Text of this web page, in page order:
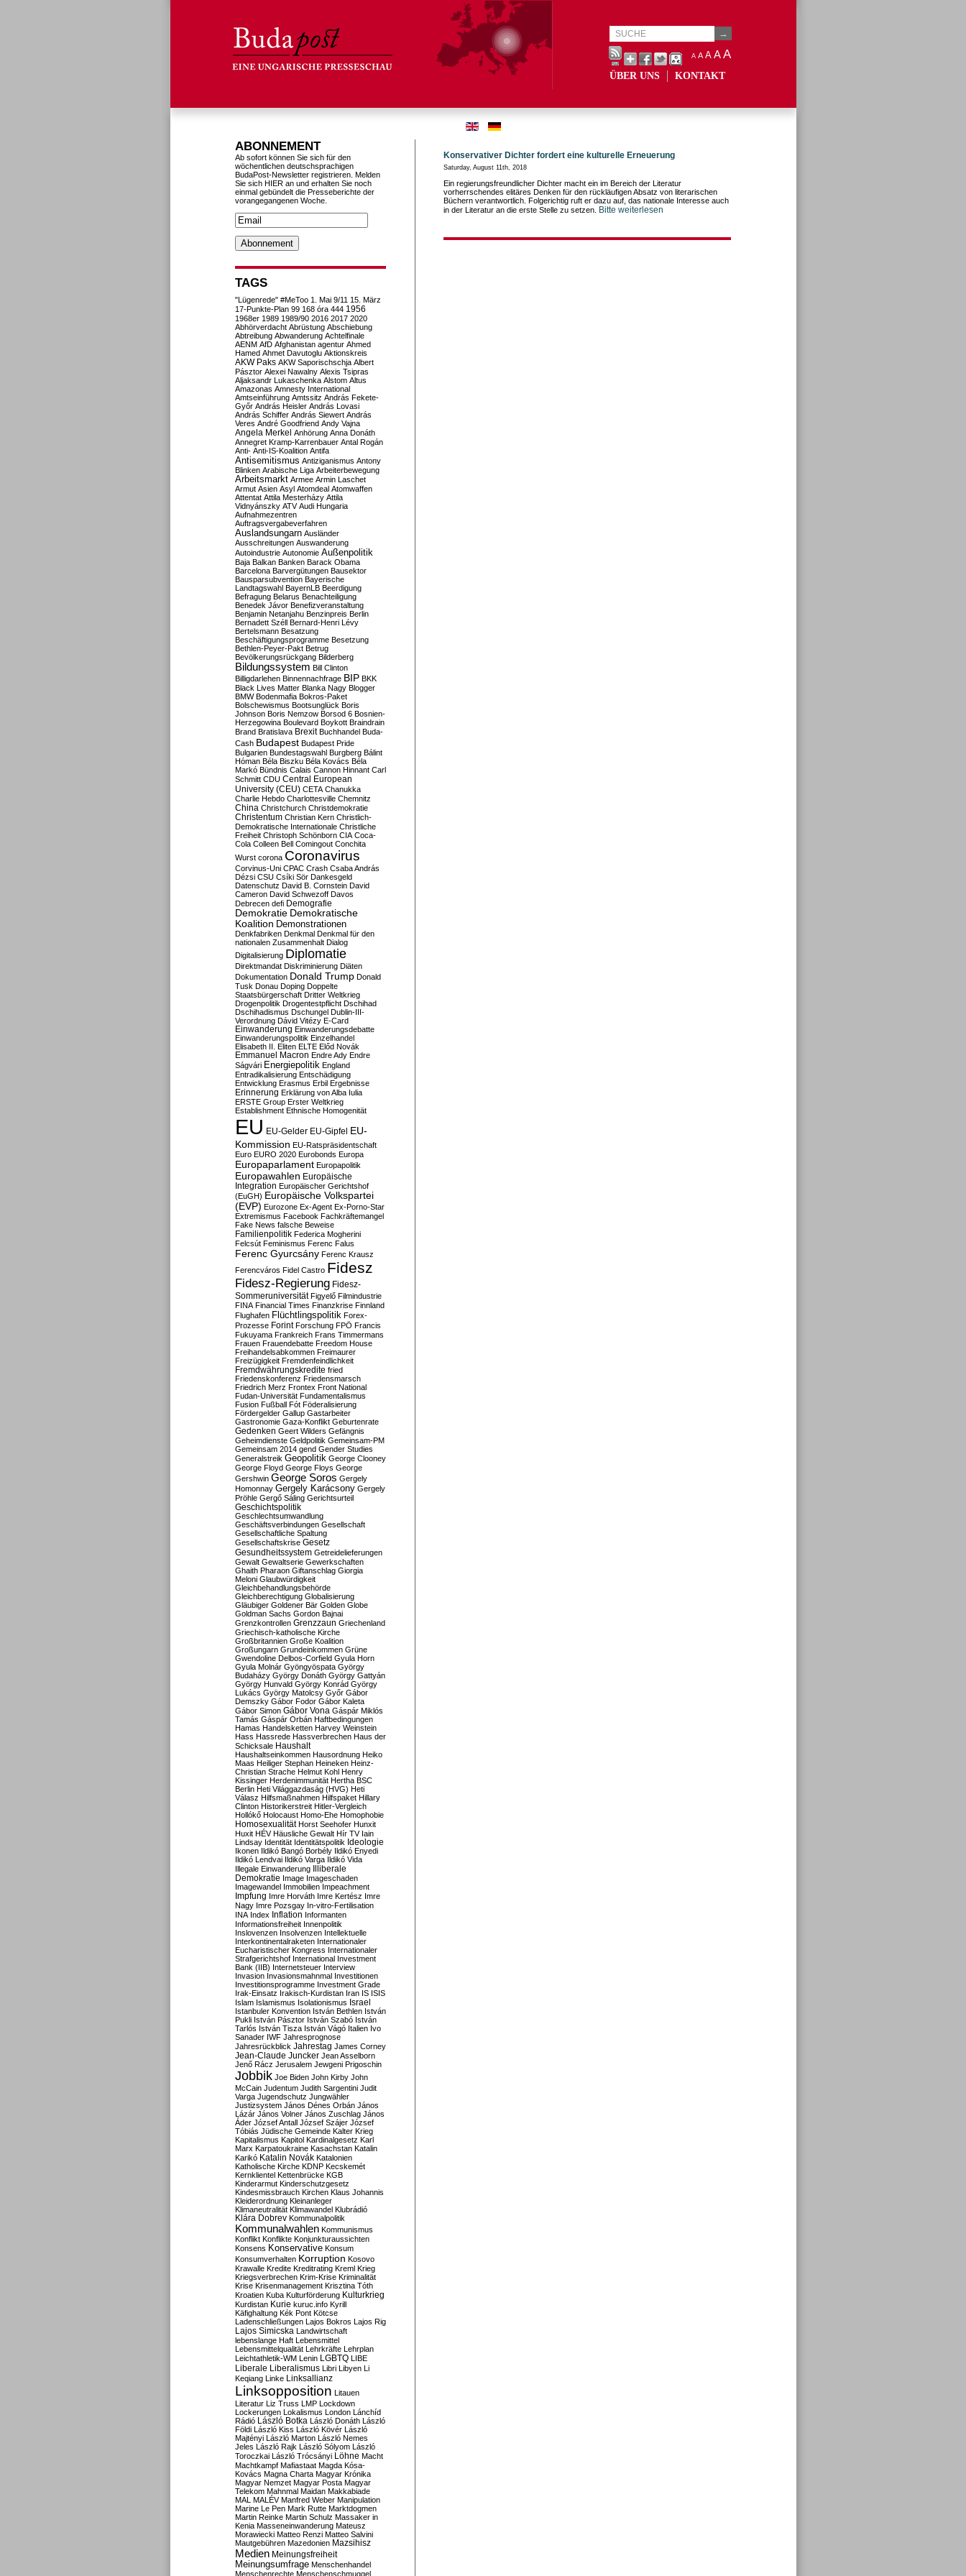
A A A AA
ÜBER UNS KONTAKT
Konservativer Dichter fordert eine kulturelle Erneuerung
Saturday, August 11th, 2018
Ein regierungsfreundlicher Dichter macht ein im Bereich der Literatur
vorherrschendes elitäres Denken für den rückläufigen Absatz von literarischen
Büchern verantwortlich. Folgerichtig ruft er dazu auf, das nationale Interesse auch
in der Literatur an die erste Stelle zu setzen.
Bitte weiterlesen
ABONNEMENT
Ab sofort können Sie sich für den
wöchentlichen deutschsprachigen
BudaPost-Newsletter registrieren. Melden
Sie sich HIER an und erhalten Sie noch
einmal gebündelt die Presseberichte der
vorangegangenen Woche.
TAGS
"Lügenrede" #MeToo 1. Mai 9/11 15. März
17-Punkte-Plan 99 168 óra 444 1956
1968er 1989 1989/90 2016 2017 2020
Abhörverdacht Abrüstung Abschiebung
Abtreibung Abwanderung Achtelfinale
AENM AfD Afghanistan agentur Ahmed
Hamed Ahmet Davutoglu Aktionskreis
AKW Paks AKW Saporischschja Albert
Pásztor Alexei Nawalny Alexis Tsipras
Aljaksandr Lukaschenka Alstom Altus
Amazonas Amnesty International
Amtseinführung Amtssitz András Fekete-
Győr András Heisler András Lovasi
András Schiffer András Siewert András
Veres André Goodfriend Andy Vajna
Angela Merkel Anhörung Anna Donáth
Annegret Kramp-Karrenbauer Antal Rogán
Anti- Anti-IS-Koalition Antifa
Antisemitismus Antiziganismus Antony
Blinken Arabische Liga Arbeiterbewegung
Arbeitsmarkt Armee Armin Laschet
Armut Asien Asyl Atomdeal Atomwaffen
Attentat Attila Mesterházy Attila
Vidnyánszky ATV Audi Hungaria
Aufnahmezentren
Auftragsvergabeverfahren
Auslandsungarn Ausländer
Ausschreitungen Auswanderung
Autoindustrie Autonomie Außenpolitik
Baja Balkan Banken Barack Obama
Barcelona Barvergütungen Bausektor
Bausparsubvention Bayerische
Landtagswahl BayernLB Beerdigung
Befragung Belarus Benachteiligung
Benedek Jávor Benefizveranstaltung
Benjamin Netanjahu Benzinpreis Berlin
Bernadett Széll Bernard-Henri Lévy
Bertelsmann Besatzung
Beschäftigungsprogramme Besetzung
Bethlen-Peyer-Pakt Betrug
Bevölkerungsrückgang Bilderberg
Bildungssystem Bill Clinton
Billigdarlehen Binnennachfrage BIP BKK
Black Lives Matter Blanka Nagy Blogger
BMW Bodenmafia Bokros-Paket
Bolschewismus Bootsunglück Boris
Johnson Boris Nemzow Borsod 6 Bosnien-
Herzegowina Boulevard Boykott Braindrain
Brand Bratislava Brexit Buchhandel Buda-
Cash Budapest Budapest Pride
Bulgarien Bundestagswahl Burgberg Bálint
Hóman Béla Biszku Béla Kovács Béla
Markó Bündnis Calais Cannon Hinnant Carl
Schmitt CDU Central European
University (CEU) CETA Chanukka
Charlie Hebdo Charlottesville Chemnitz
China Christchurch Christdemokratie
Christentum Christian Kern Christlich-
Demokratische Internationale Christliche
Freiheit Christoph Schönborn CIA Coca-
Cola Colleen Bell Comingout Conchita
Wurst corona Coronavirus
Corvinus-Uni CPAC Crash Csaba András
Dézsi CSU Csíki Sör Dankesgeld
Datenschutz David B. Cornstein David
Cameron David Schwezoff Davos
Debrecen defi Demografie
Demokratie Demokratische
Koalition Demonstrationen
Denkfabriken Denkmal Denkmal für den
nationalen Zusammenhalt Dialog
Digitalisierung Diplomatie
Direktmandat Diskriminierung Diäten
Dokumentation Donald Trump Donald
Tusk Donau Doping Doppelte
Staatsbürgerschaft Dritter Weltkrieg
Drogenpolitik Drogentestpflicht Dschihad
Dschihadismus Dschungel Dublin-III-
Verordnung Dávid Vitézy E-Card
Einwanderung Einwanderungsdebatte
Einwanderungspolitik Einzelhandel
Elisabeth II. Eliten ELTE Előd Novák
Emmanuel Macron Endre Ady Endre
Ságvári Energiepolitik England
Entradikalisierung Entschädigung
Entwicklung Erasmus Erbil Ergebnisse
Erinnerung Erklärung von Alba Iulia
ERSTE Group Erster Weltkrieg
Establishment Ethnische Homogenität
EU EU-Gelder EU-Gipfel EU-
Kommission EU-Ratspräsidentschaft
Euro EURO 2020 Eurobonds Europa
Europaparlament Europapolitik
Europawahlen Europäische
Integration Europäischer Gerichtshof
(EuGH) Europäische Volkspartei
(EVP) Eurozone Ex-Agent Ex-Porno-Star
Extremismus Facebook Fachkräftemangel
Fake News falsche Beweise
Familienpolitik Federica Mogherini
Felcsút Feminismus Ferenc Falus
Ferenc Gyurcsány Ferenc Krausz
Ferencváros Fidel Castro Fidesz
Fidesz-Regierung Fidesz-
Sommeruniversität Figyelő Filmindustrie
FINA Financial Times Finanzkrise Finnland
Flughafen Flüchtlingspolitik Forex-
Prozesse Forint Forschung FPÖ Francis
Fukuyama Frankreich Frans Timmermans
Frauen Frauendebatte Freedom House
Freihandelsabkommen Freimaurer
Freizügigkeit Fremdenfeindlichkeit
Fremdwährungskredite fried
Friedenskonferenz Friedensmarsch
Friedrich Merz Frontex Front National
Fudan-Universität Fundamentalismus
Fusion Fußball Fót Föderalisierung
Fördergelder Gallup Gastarbeiter
Gastronomie Gaza-Konflikt Geburtenrate
Gedenken Geert Wilders Gefängnis
Geheimdienste Geldpolitik Gemeinsam-PM
Gemeinsam 2014 gend Gender Studies
Generalstreik Geopolitik George Clooney
George Floyd George Floys George
Gershwin George Soros Gergely
Homonnay Gergely Karácsony Gergely
Pröhle Gergő Sáling Gerichtsurteil
Geschichtspolitik
Geschlechtsumwandlung
Geschäftsverbindungen Gesellschaft
Gesellschaftliche Spaltung
Gesellschaftskrise Gesetz
Gesundheitssystem Getreidelieferungen
Gewalt Gewaltserie Gewerkschaften
Ghaith Pharaon Giftanschlag Giorgia
Meloni Glaubwürdigkeit
Gleichbehandlungsbehörde
Gleichberechtigung Globalisierung
Gläubiger Goldener Bär Golden Globe
Goldman Sachs Gordon Bajnai
Grenzkontrollen Grenzzaun Griechenland
Griechisch-katholische Kirche
Großbritannien Große Koalition
Großungarn Grundeinkommen Grüne
Gwendoline Delbos-Corfield Gyula Horn
Gyula Molnár Gyöngyöspata György
Budaházy György Donáth György Gattyán
György Hunvald György Konrád György
Lukács György Matolcsy Győr Gábor
Demszky Gábor Fodor Gábor Kaleta
Gábor Simon Gábor Vona Gáspár Miklós
Tamás Gáspár Orbán Haftbedingungen
Hamas Handelsketten Harvey Weinstein
Hass Hassrede Hassverbrechen Haus der
Schicksale Haushalt
Haushaltseinkommen Hausordnung Heiko
Maas Heiliger Stephan Heineken Heinz-
Christian Strache Helmut Kohl Henry
Kissinger Herdenimmunität Hertha BSC
Berlin Heti Világgazdaság (HVG) Heti
Válasz Hilfsmaßnahmen Hilfspaket Hillary
Clinton Historikerstreit Hitler-Vergleich
Hollókő Holocaust Homo-Ehe Homophobie
Homosexualität Horst Seehofer Hunxit
Huxit HÉV Häusliche Gewalt Hír TV Iain
Lindsay Identität Identitätspolitik Ideologie
Ikonen Ildikó Bangó Borbély Ildikó Enyedi
Ildikó Lendvai Ildikó Varga Ildikó Vida
Illegale Einwanderung Illiberale
Demokratie Image Imageschaden
Imagewandel Immobilien Impeachment
Impfung Imre Horváth Imre Kertész Imre
Nagy Imre Pozsgay In-vitro-Fertilisation
INA Index Inflation Informanten
Informationsfreiheit Innenpolitik
Inslovenzen Insolvenzen Intellektuelle
Interkontinentalraketen Internationaler
Eucharistischer Kongress Internationaler
Strafgerichtshof International Investment
Bank (IIB) Internetsteuer Interview
Invasion Invasionsmahnmal Investitionen
Investitionsprogramme Investment Grade
Irak-Einsatz Irakisch-Kurdistan Iran IS ISIS
Islam Islamismus Isolationismus Israel
Istanbuler Konvention István Bethlen István
Pukli István Pásztor István Szabó István
Tarlós István Tisza István Vágó Italien Ivo
Sanader IWF Jahresprognose
Jahresrückblick Jahrestag James Corney
Jean-Claude Juncker Jean Asselborn
Jenő Rácz Jerusalem Jewgeni Prigoschin
Jobbik Joe Biden John Kirby John
McCain Judentum Judith Sargentini Judit
Varga Jugendschutz Jungwähler
Justizsystem János Dénes Orbán János
Lázár János Volner János Zuschlag János
Áder József Antall József Szájer József
Tóbiás Jüdische Gemeinde Kalter Krieg
Kapitalismus Kapitol Kardinalgesetz Karl
Marx Karpatoukraine Kasachstan Katalin
Karikó Katalin Novák Katalonien
Katholische Kirche KDNP Kecskemét
Kernklientel Kettenbrücke KGB
Kinderarmut Kinderschutzgesetz
Kindesmissbrauch Kirchen Klaus Johannis
Kleiderordnung Kleinanleger
Klimaneutralität Klimawandel Klubrádió
Klára Dobrev Kommunalpolitik
Kommunalwahlen Kommunismus
Konflikt Konflikte Konjunkturaussichten
Konsens Konservative Konsum
Konsumverhalten Korruption Kosovo
Krawalle Kredite Kreditrating Kreml Krieg
Kriegsverbrechen Krim-Krise Kriminalität
Krise Krisenmanagement Krisztina Tóth
Kroatien Kuba Kulturförderung Kulturkrieg
Kurdistan Kurie kuruc.info Kyrill
Käfighaltung Kék Pont Kötcse
Ladenschließungen Lajos Bokros Lajos Rig
Lajos Simicska Landwirtschaft
lebenslange Haft Lebensmittel
Lebensmittelqualität Lehrkräfte Lehrplan
Leichtathletik-WM Lenin LGBTQ LIBE
Liberale Liberalismus Libri Libyen Li
Keqiang Linke Linksallianz
Linksopposition Litauen
Literatur Liz Truss LMP Lockdown
Lockerungen Lokalismus London Lánchíd
Rádió
László Botka László Donáth László
Földi László Kiss László Kövér László
Majtényi László Marton László Nemes
Jeles László Rajk László Sólyom László
Toroczkai László Trócsányi Löhne Macht
Machtkampf Mafiastaat Magda Kósa-
Kovács Magna Charta Magyar Krónika
Magyar Nemzet Magyar Posta Magyar
Telekom Mahnmal Maidan Makkabiade
MAL MALÉV Manfred Weber Manipulation
Marine Le Pen Mark Rutte Marktdogmen
Martin Reinke Martin Schulz Massaker in
Kenia Masseneinwanderung Mateusz
Morawiecki Matteo Renzi Matteo Salvini
Mautgebühren Mazedonien Mazsihisz
Medien Meinungsfreiheit
Meinungsumfrage Menschenhandel
Menschenrechte Menschenschmuggel